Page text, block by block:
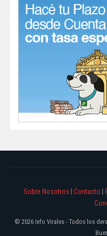
Sobre Nosotros Contacto
© 2026 Info Virales - Todos los